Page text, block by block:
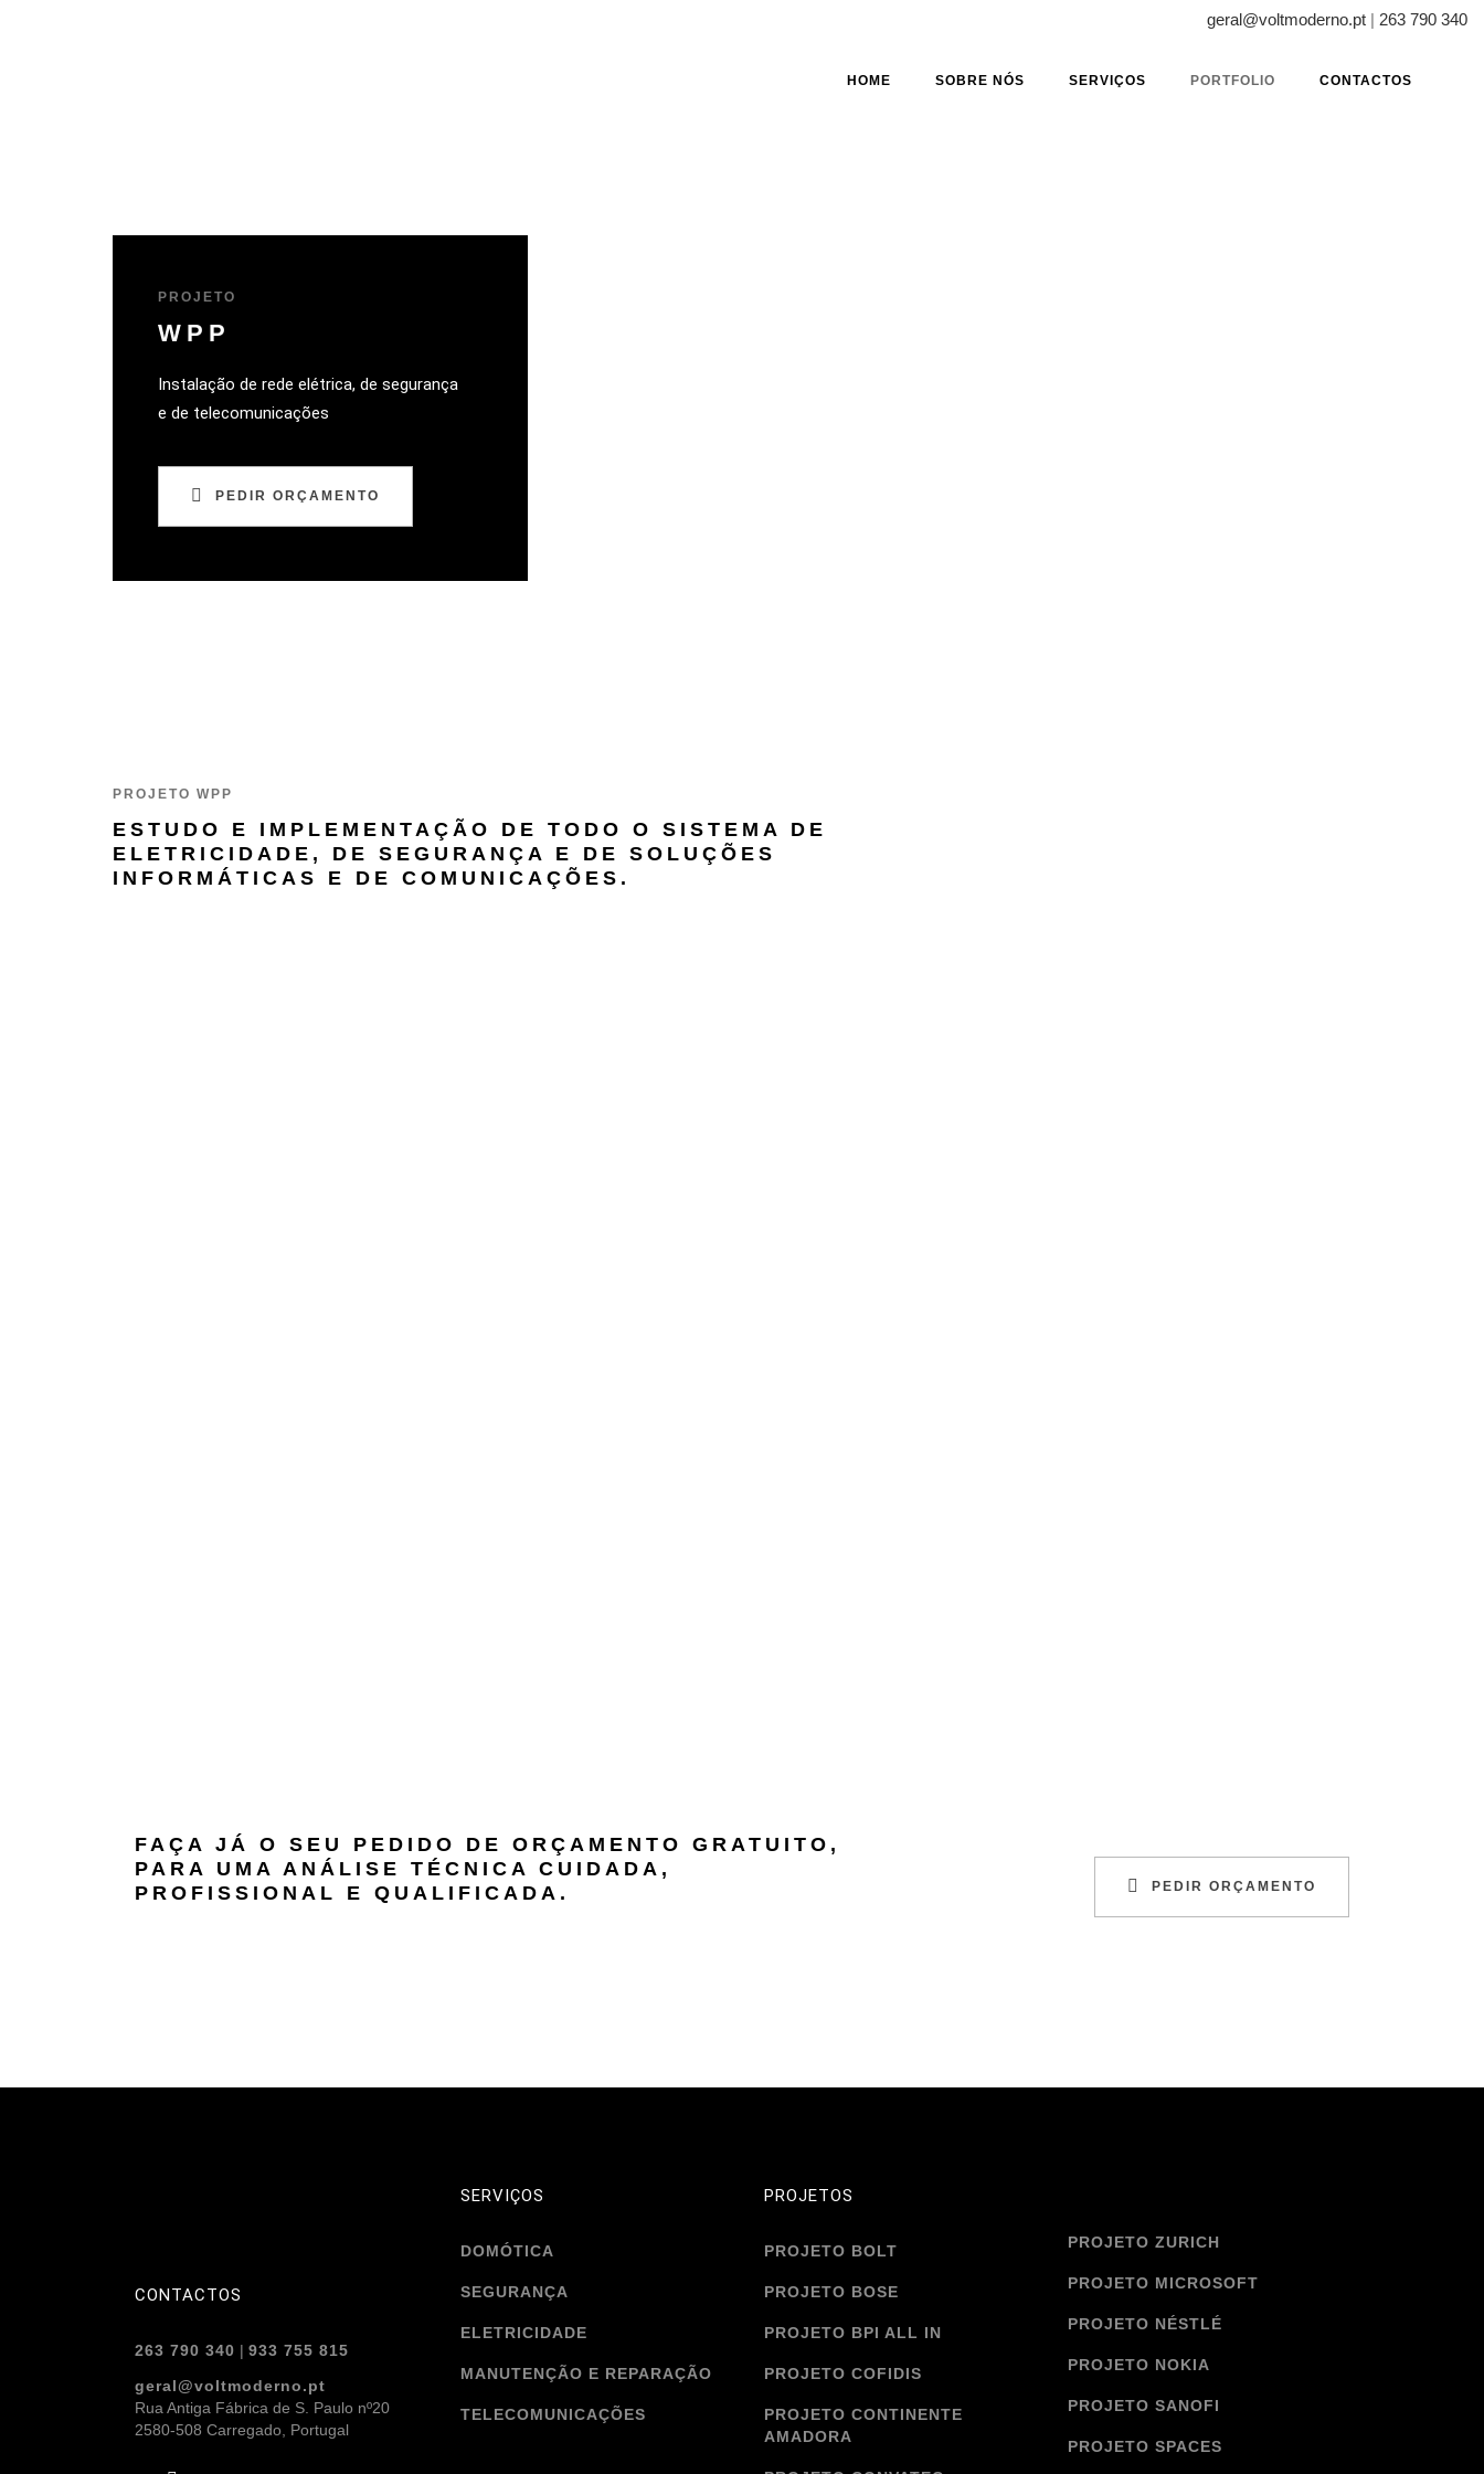
geral@voltmoderno.pt | 263 790 340
HOME SOBRE NÓS SERVIÇOS PORTFOLIO CONTACTOS
PROJETO
WPP
Instalação de rede elétrica, de segurança
e de telecomunicações
PEDIR ORÇAMENTO
PROJETO WPP
ESTUDO E IMPLEMENTAÇÃO DE TODO O SISTEMA DE
ELETRICIDADE, DE SEGURANÇA E DE SOLUÇÕES
INFORMÁTICAS E DE COMUNICAÇÕES.
FAÇA JÁ O SEU PEDIDO DE ORÇAMENTO GRATUITO,
PARA UMA ANÁLISE TÉCNICA CUIDADA,
PROFISSIONAL E QUALIFICADA.
PEDIR ORÇAMENTO
CONTACTOS
263 790 340 | 933 755 815
geral@voltmoderno.pt
Rua Antiga Fábrica de S. Paulo nº20
2580-508 Carregado, Portugal
SERVIÇOS
DOMÓTICA
SEGURANÇA
ELETRICIDADE
MANUTENÇÃO E REPARAÇÃO
TELECOMUNICAÇÕES
PROJETOS
PROJETO BOLT
PROJETO BOSE
PROJETO BPI ALL IN
PROJETO COFIDIS
PROJETO CONTINENTE
AMADORA
PROJETO ZURICH
PROJETO MICROSOFT
PROJETO NÉSTLÉ
PROJETO NOKIA
PROJETO SANOFI
PROJETO SPACES